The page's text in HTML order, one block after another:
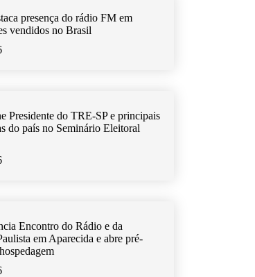
presença do rádio FM em
vendidos no Brasil
Presidente do TRE-SP e principais
do país no Seminário Eleitoral
Encontro do Rádio e da
em Aparecida e abre pré-